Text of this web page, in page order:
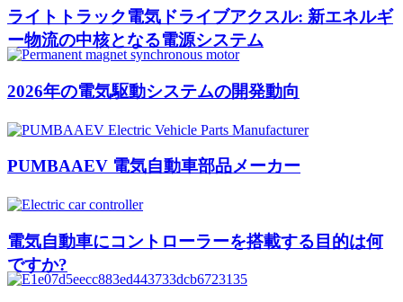
ライトトラック電気ドライブアクスル: 新エネルギ
ー物流の中核となる電源システム
2026年の電気駆動システムの開発動向
PUMBAAEV 電気自動車部品メーカー
電気自動車にコントローラーを搭載する目的は何
ですか?